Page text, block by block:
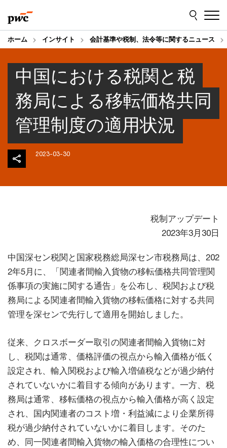
to
content
to
footer
ホーム インサイト 会計基準や税制、法令等に関するニュース
中国における税関と税
務局による移転価格共同
管理制度の適用状況
2023-03-30
税制アップデート
2023年3月30日
中国深セン税関と国家税務総局深セン市税務局は、202
2年5月に、「関連者間輸入貨物の移転価格共同管理関
係事項の実施に関する通告」を公布し、税関および税
務局による関連者間輸入貨物の移転価格に対する共同
管理を深センで先行して適用を開始しました。
従来、クロスボーダー取引の関連者間輸入貨物に対
し、税関は通常、価格評価の視点から輸入価格が低く
設定され、輸入関税および輸入増値税などが過少納付
されていないかに着目する傾向があります。一方、税
務局は通常、移転価格の視点から輸入価格が高く設定
され、国内関連者のコスト増・利益減により企業所得
税が過少納付されていないかに着目します。そのた
め、同一関連者間輸入貨物の輸入価格の合理性につい